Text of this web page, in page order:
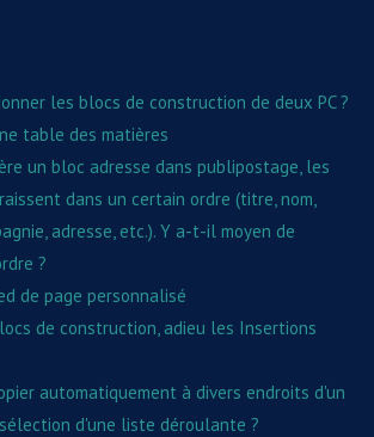
les blocs de construction de deux PC ?
table des matières
un bloc adresse dans publipostage, les
dans un certain ordre (titre, nom,
adresse, etc.). Y a-t-il moyen de
?
de page personnalisé
de construction, adieu les Insertions
automatiquement à divers endroits d'un
d'une liste déroulante ?